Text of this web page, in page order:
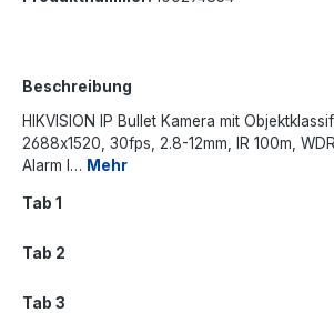
Beschreibung
HIKVISION IP Bullet Kamera mit
2688x1520, 30fps, 2.8-12mm, IR 100m,
Alarm I… Mehr
Tab 1
Tab 2
Tab 3